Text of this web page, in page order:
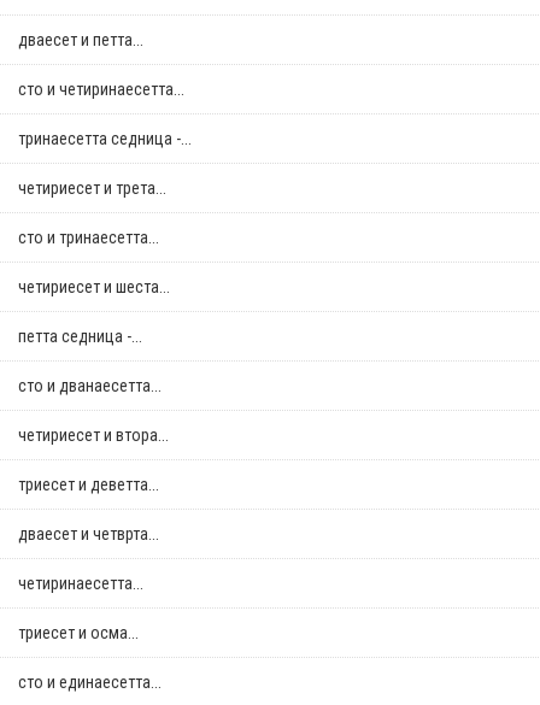
дваесет и петта...
сто и четиринаесетта...
тринаесетта седница -...
четириесет и трета...
сто и тринаесетта...
четириесет и шеста...
петта седница -...
сто и дванаесетта...
четириесет и втора...
триесет и деветта...
дваесет и четврта...
четиринаесетта...
триесет и осма...
сто и единаесетта...